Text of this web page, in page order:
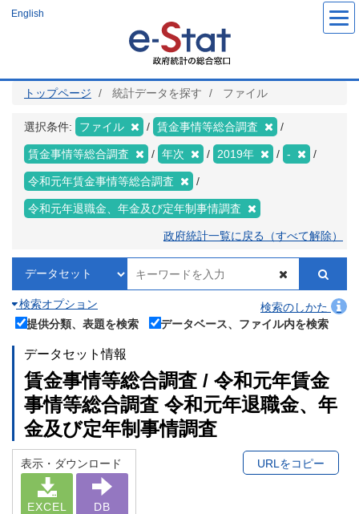
ツ
English
トップページ 統計データを探す ファイル
選択条件: ファイル 賃金事情等総合調査
賃金事情等総合調査 年次 2019年 -
令和元年賃金事情等総合調査
令和元年退職金、年金及び定年制事情調査
政府統計一覧に戻る（すべて解除）
検索オプション
検索のしかた
提供分類、表題を検索
データベース、ファイル内を検索
データセット情報
賃金事情等総合調査 / 令和元年賃金
事情等総合調査 令和元年退職金、年
金及び定年制事情調査
表示・ダウンロード
EXCEL DB
URLをコピー